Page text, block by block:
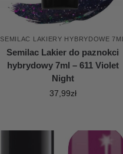
SEMILAC LAKIERY HYBRYDOWE 7ML
Semilac Lakier do paznokci
hybrydowy 7ml – 611 Violet
Night
37,99zł